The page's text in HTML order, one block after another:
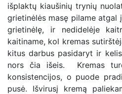
išplaktų kiaušinių trynių
grietinėlės masę pilame atgal
grietinėlę, ir nedidelėje
kaitiname, kol kremas
kitus darbus pasidaryt ir
nors čia išeis. Kremas
konsistencijos, o puode
pusė. Išvirusį kremą